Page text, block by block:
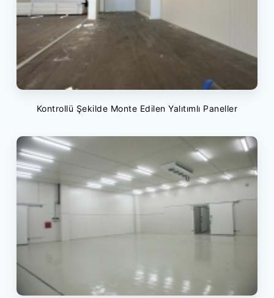
Kontrollü Şekilde Monte Edilen Yalıtımlı Paneller